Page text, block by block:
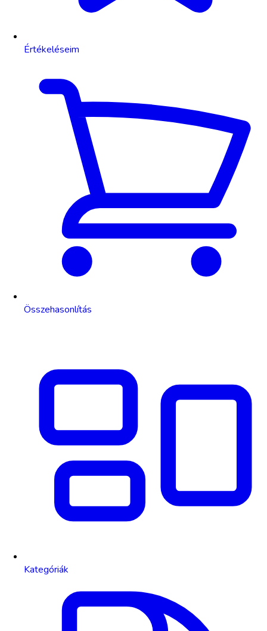
Értékeléseim
Összehasonlítás
Kategóriák